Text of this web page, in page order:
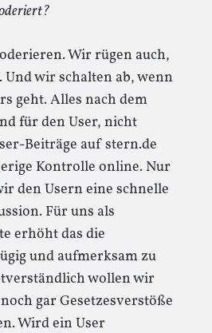
Wir rügen auch,
wir schalten ab, wenn
geht. Alles nach dem
für den User, nicht
Beiträge auf stern.de
Kontrolle online. Nur
den Usern eine schnelle
Für uns als
erhöht das die
und aufmerksam zu
wollen wir
gar Gesetzesverstöße
Wird ein User